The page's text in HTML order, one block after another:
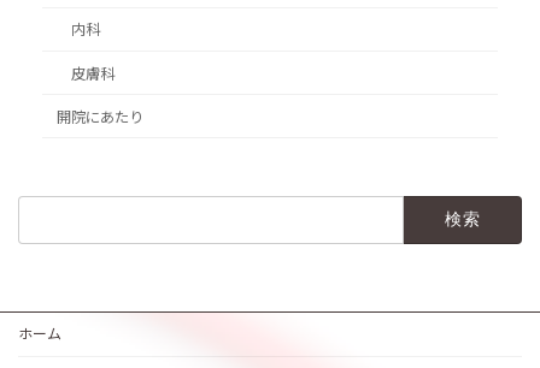
内科
皮膚科
開院にあたり
ホーム